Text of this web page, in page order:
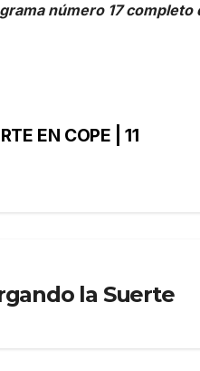
número 17
EN COPE | 11
la Suerte